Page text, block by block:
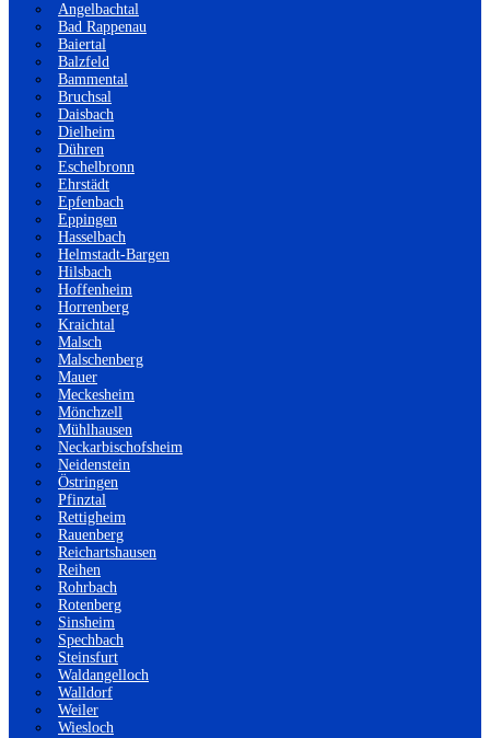
Angelbachtal
Bad Rappenau
Baiertal
Balzfeld
Bammental
Bruchsal
Daisbach
Dielheim
Dühren
Eschelbronn
Ehrstädt
Epfenbach
Eppingen
Hasselbach
Helmstadt-Bargen
Hilsbach
Hoffenheim
Horrenberg
Kraichtal
Malsch
Malschenberg
Mauer
Meckesheim
Mönchzell
Mühlhausen
Neckarbischofsheim
Neidenstein
Östringen
Pfinztal
Rettigheim
Rauenberg
Reichartshausen
Reihen
Rohrbach
Rotenberg
Sinsheim
Spechbach
Steinsfurt
Waldangelloch
Walldorf
Weiler
Wiesloch